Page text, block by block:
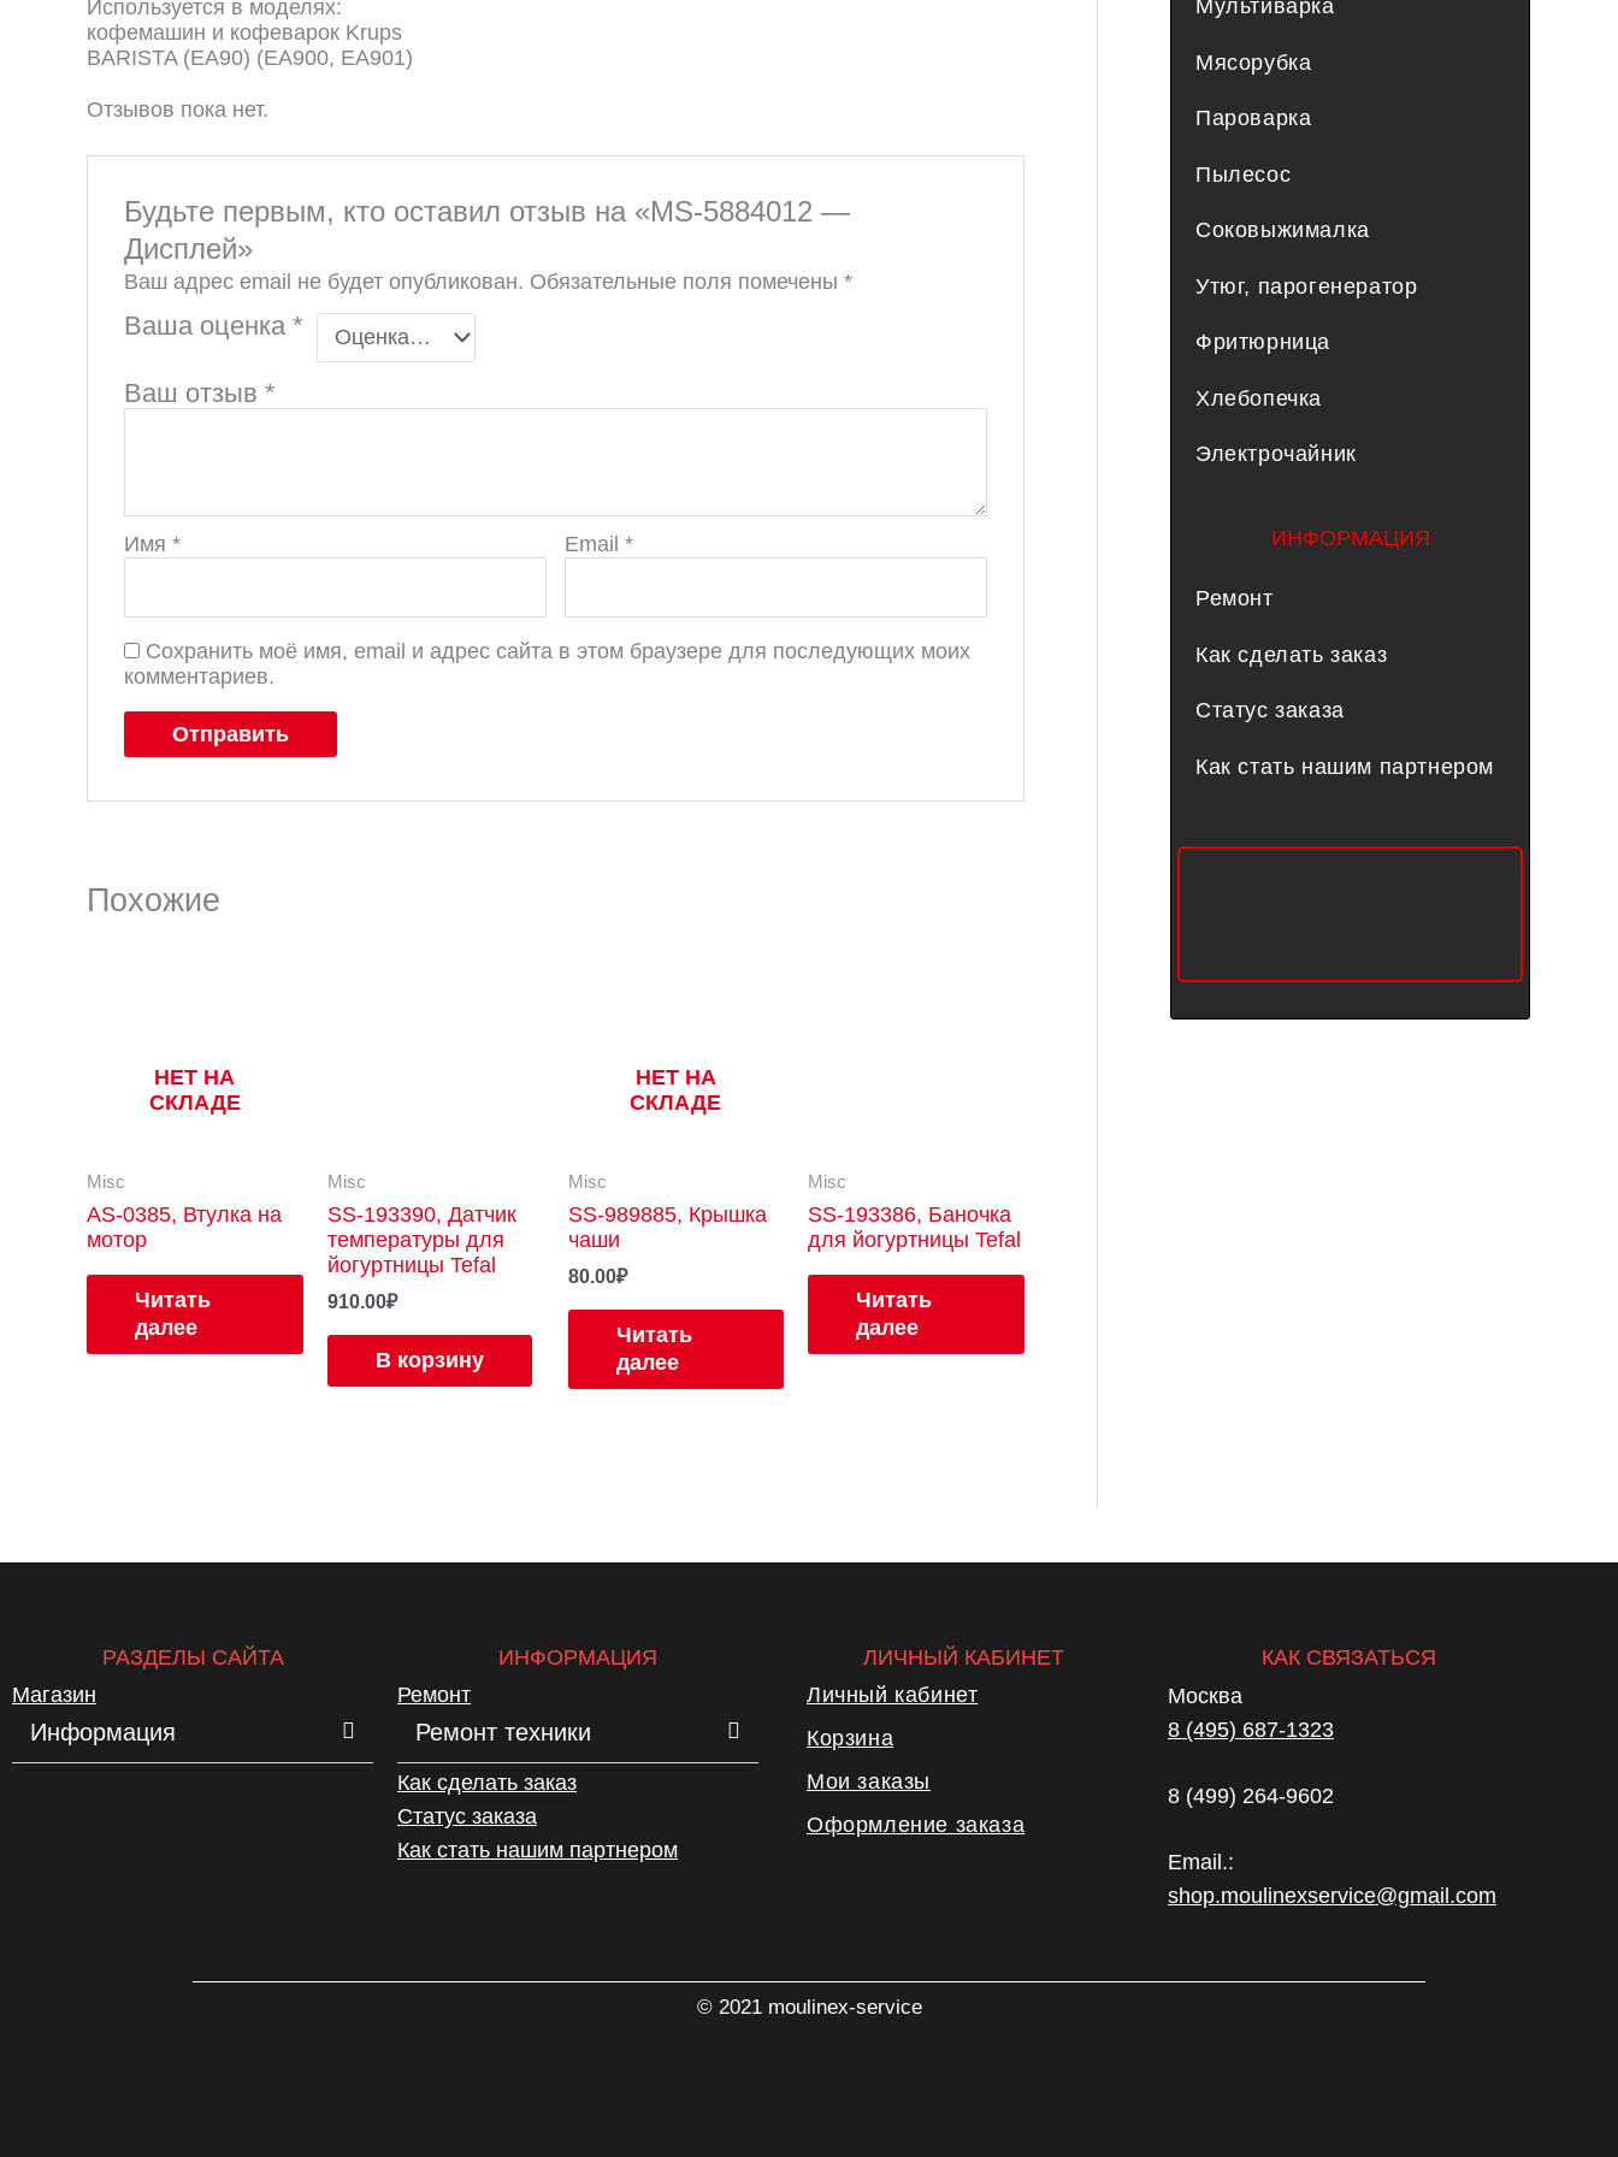
Используется в моделях:
кофемашин и кофеварок Krups
BARISTA (EA90) (EA900, EA901)
Отзывов пока нет.
Будьте первым, кто оставил отзыв на «MS-5884012 —
Дисплей»
Ваш адрес email не будет опубликован. Обязательные поля помечены*
Ваша оценка*
Ваш отзыв*
Имя* Email *
Сохранить моё имя, email и адрес сайта в этом браузере для последующих моих
комментариев.
Похожие
НЕТ НА
СКЛАДЕ
Misc
AS-0385, Втулка на
мотор
Читать
далее
Misc
SS-193390, Датчик
температуры для
йогуртницы Tefal
910.00₽
В корзину
НЕТ НА
СКЛАДЕ
Misc
SS-989885, Крышка
чаши
80.00₽
Читать
далее
Misc
SS-193386, Баночка
для йогуртницы Tefal
Читать
далее
Мультиварка
Мясорубка
Пароварка
Пылесос
Соковыжималка
Утюг, парогенератор
Фритюрница
Хлебопечка
Электрочайник
ИНФОРМАЦИЯ
Ремонт
Как сделать заказ
Статус заказа
Как стать нашим партнером
РАЗДЕЛЫ САЙТА
Магазин
Информация
ИНФОРМАЦИЯ
Ремонт
Ремонт техники
Как сделать заказ
Статус заказа
Как стать нашим партнером
ЛИЧНЫЙ КАБИНЕТ
Личный кабинет
Корзина
Мои заказы
Оформление заказа
КАК СВЯЗАТЬСЯ
Москва
8 (495) 687-1323
8 (499) 264-9602
Email.:
shop.moulinexservice@gmail.com
© 2021 moulinex-service